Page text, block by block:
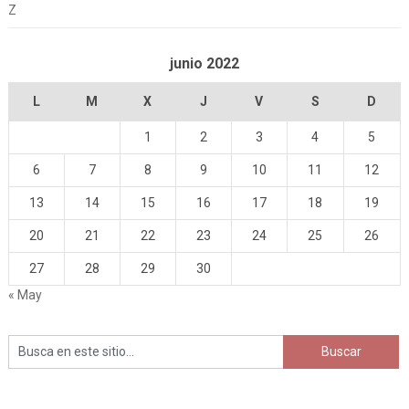
Z
junio 2022
L M X J V S D
1 2 3 4 5
6 7 8 9 10 11 12
13 14 15 16 17 18 19
20 21 22 23 24 25 26
27 28 29
30
« May